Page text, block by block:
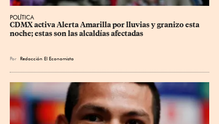
POLÍTICA
CDMX activa Alerta Amarilla por lluvias y granizo esta
noche; estas son las alcaldías afectadas
Por Redacción El Economista